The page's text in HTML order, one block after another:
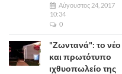
Αύγουστος 24, 2017
10:34
0
"Ζωντανά": το νέο
και πρωτότυπο
ιχθυοπωλείο της